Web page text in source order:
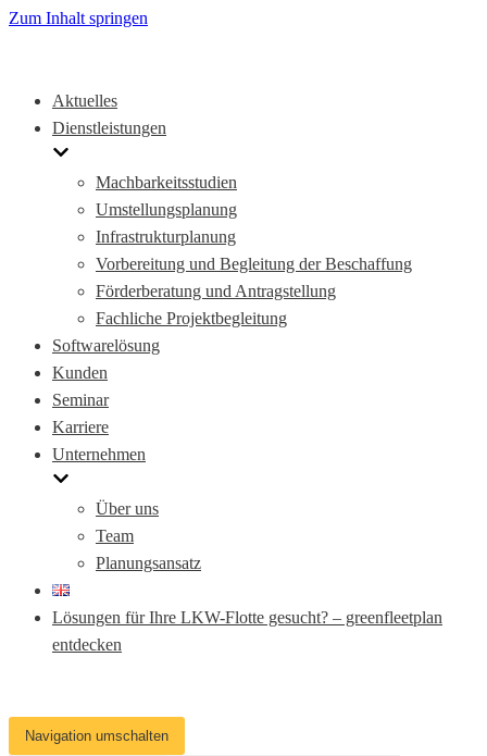
Zum Inhalt springen
Aktuelles
Dienstleistungen
Machbarkeitsstudien
Umstellungsplanung
Infrastrukturplanung
Vorbereitung und Begleitung der Beschaffung
Förderberatung und Antragstellung
Fachliche Projektbegleitung
Softwarelösung
Kunden
Seminar
Karriere
Unternehmen
Über uns
Team
Planungsansatz
Lösungen für Ihre LKW-Flotte gesucht? – greenfleetplan
entdecken
Navigation umschalten